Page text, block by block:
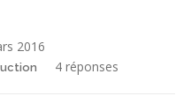
2016
4 réponses